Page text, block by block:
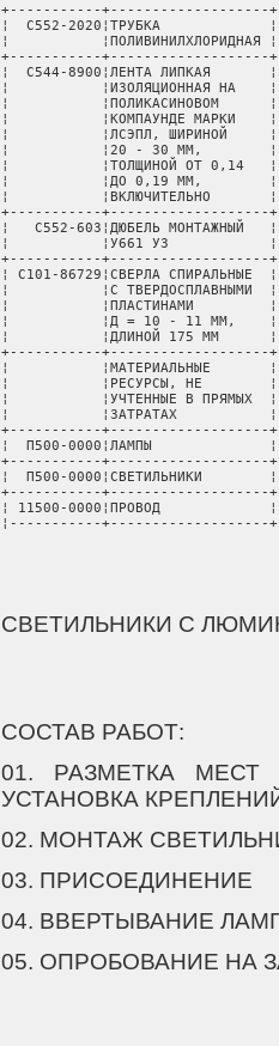
СВЕТИЛЬНИКИ С
СОСТАВ РАБОТ:
01. РАЗМЕТКА МЕСТ
УСТАНОВКА
02. МОНТАЖ
03. ПРИСОЕДИНЕНИЕ
04. ВВЕРТЫВАНИЕ
05. ОПРОБОВАНИЕ НА